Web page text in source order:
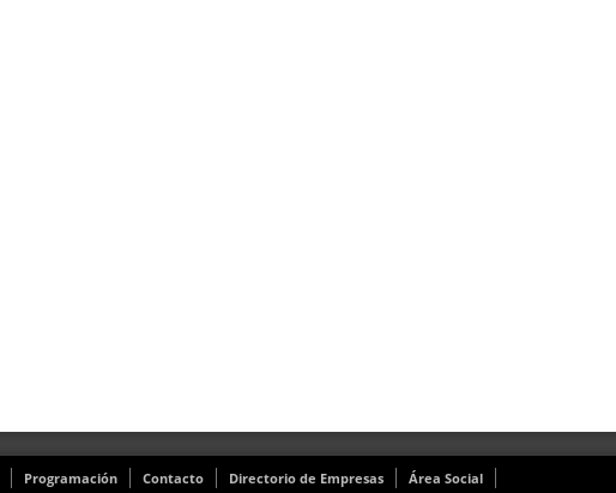
Programación Contacto Directorio de Empresas Área Social